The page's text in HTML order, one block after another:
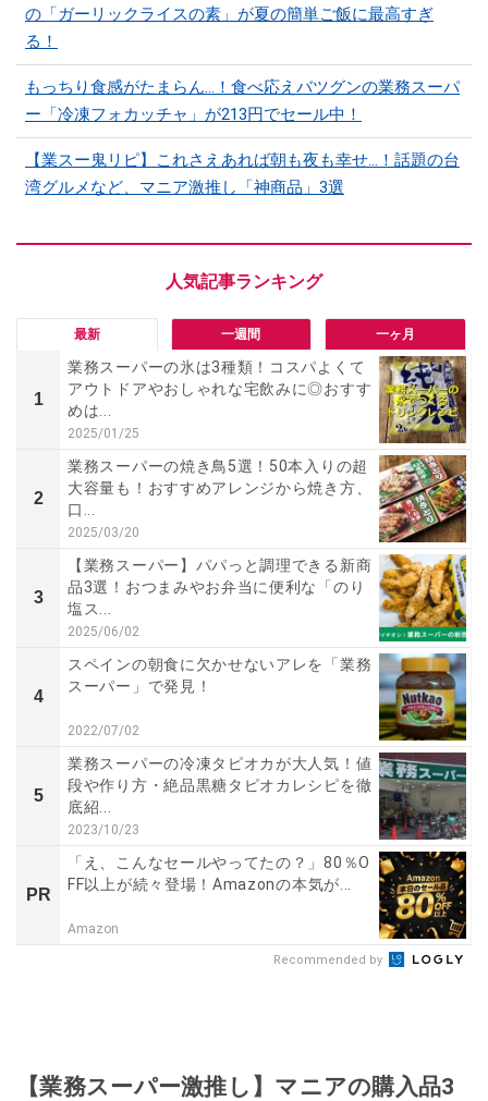
の「ガーリックライスの素」が夏の簡単ご飯に最高すぎ
る！
もっちり食感がたまらん…！食べ応えバツグンの業務スーパ
ー「冷凍フォカッチャ」が213円でセール中！
【業スー鬼リピ】これさえあれば朝も夜も幸せ…！話題の台
湾グルメなど、マニア激推し「神商品」3選
最新 一週間 一ヶ月
1
業務スーパーの氷は3種類！コスパよくて
アウトドアやおしゃれな宅飲みに◎おすす
めは...
2025/01/25
2
業務スーパーの焼き鳥5選！50本入りの超
大容量も！おすすめアレンジから焼き方、
口...
2025/03/20
3
【業務スーパー】パパっと調理できる新商
品3選！おつまみやお弁当に便利な「のり
塩ス...
2025/06/02
4
スペインの朝食に欠かせないアレを「業務
スーパー」で発見！
2022/07/02
5
業務スーパーの冷凍タピオカが大人気！値
段や作り方・絶品黒糖タピオカレシピを徹
底紹...
2023/10/23
PR
「え、こんなセールやってたの？」80％O
FF以上が続々登場！Amazonの本気が...
Amazon
Recommended by
【業務スーパー激推し】マニアの購入品3